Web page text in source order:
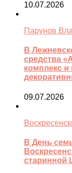
10.07.2026
Парунов
В
средства
комплекс
09.07.2026
В День
старинной